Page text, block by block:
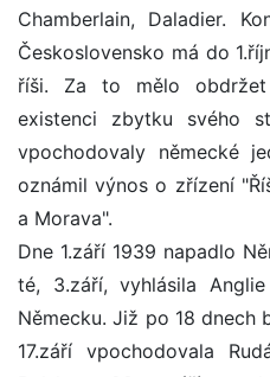
Chamberlain, Daladier.
Československo má do
říši. Za to mělo
existenci zbytku svého
vpochodovaly německé
oznámil výnos o zřízení
a Morava".
Dne 1.září 1939 napadlo
té, 3.září, vyhlásila
Německu. Již po 18 dnech
17.září vpochodovala